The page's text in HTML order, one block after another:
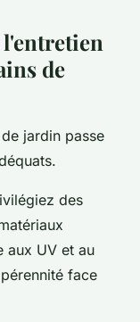
de
jardin passe
des
aux UV et au
face